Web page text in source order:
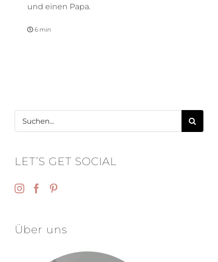
und einen Papa.
6 min
LET’S GET SOCIAL
Über uns